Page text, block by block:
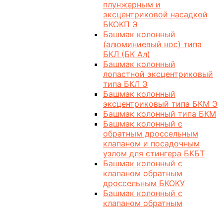
плунжерным и
эксцентриковой насадкой
БКОКП Э
Башмак колонный
(алюминиевый нос) типа
БКЛ (БК Ал)
Башмак колонный
лопастной эксцентриковый
типа БКЛ Э
Башмак колонный
эксцентриковый типа БКМ Э
Башмак колонный типа БКМ
Башмак колонный с
обратным дроссельным
клапаном и посадочным
узлом для стингера БКБТ
Башмак колонный с
клапаном обратным
дроссельным БКОКУ
Башмак колонный с
клапаном обратным